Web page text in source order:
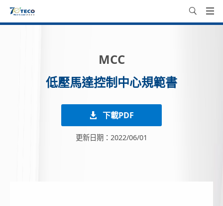
MCC
低壓馬達控制中心規範書
下載PDF
更新日期：2022/06/01